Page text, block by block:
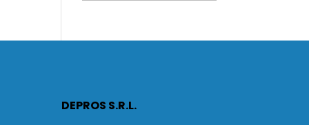
DEPROS S.R.L.